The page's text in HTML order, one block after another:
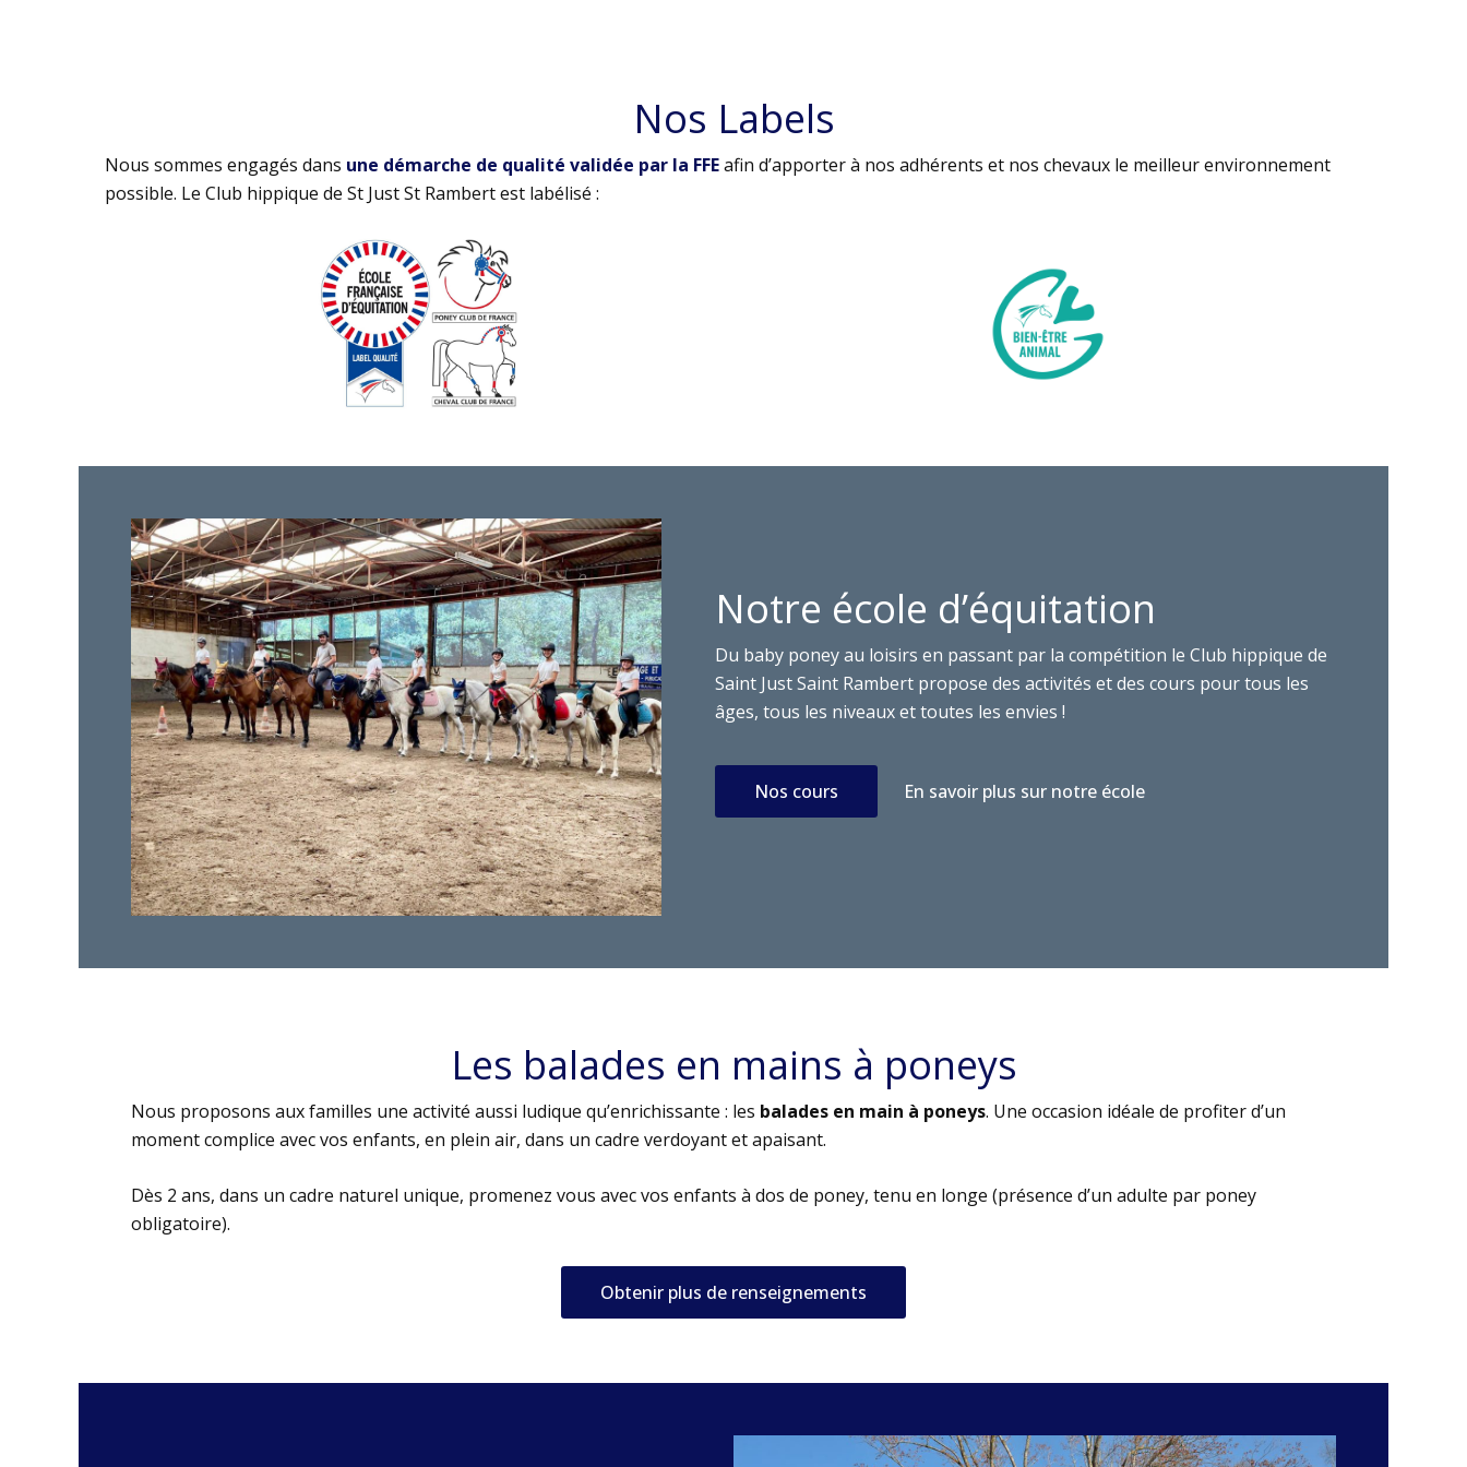
Nos Labels
Nous sommes engagés dans une démarche de qualité validée par la FFEafin d’apporter à nos adhérents et nos chevaux le meilleur environnement
possible. Le Club hippique de St Just St Rambert est labélisé :
Notre école d’équitation
Du baby poney au loisirs en passant par la compétition le Club hippique de
Saint Just Saint Rambert propose des activités et des cours pour tous les
âges, tous les niveaux et toutes les envies !
Nos cours En savoir plus sur notre école
Les balades en mains à poneys
Nous proposons aux familles une activité aussi ludique qu’enrichissante : les balades en main à poneys. Une occasion idéale de profiter d’un
moment complice avec vos enfants, en plein air, dans un cadre verdoyant et apaisant.
Dès 2 ans, dans un cadre naturel unique, promenez vous avec vos enfants à dos de poney, tenu en longe (présence d’un adulte par poney
obligatoire).
Obtenir plus de renseignements